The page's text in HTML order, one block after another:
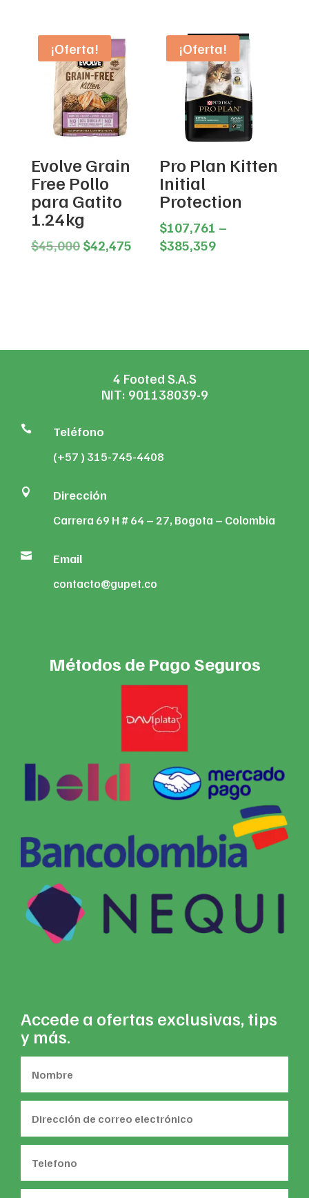
through
$455,382
¡Oferta!
Evolve Grain
Free Pollo
para Gatito
1.24kg
$45,000 Original
$42,475Current
¡Oferta!
Pro Plan Kitten
Initial
Protection
$107,761 –
$385,359Price
4 Footed S.A.S
NIT: 901138039-9
 Teléfono
(+57 ) 315-745-4408
 Dirección
Carrera 69 H # 64 – 27, Bogota – Colombia
 Email
contacto@gupet.co
Métodos de Pago Seguros
Accede a ofertas exclusivas, tips
y más.